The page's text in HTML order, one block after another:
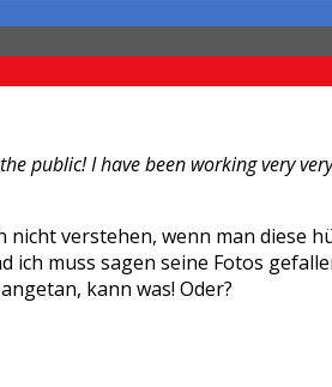
public! I have been working very
verstehen, wenn man diese
ich muss sagen seine Fotos
kann was! Oder?